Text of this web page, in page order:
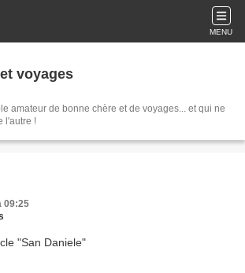
MENU
voyages
amateur de bonne chère et de voyages... et qui ne
l'autre !
09:25